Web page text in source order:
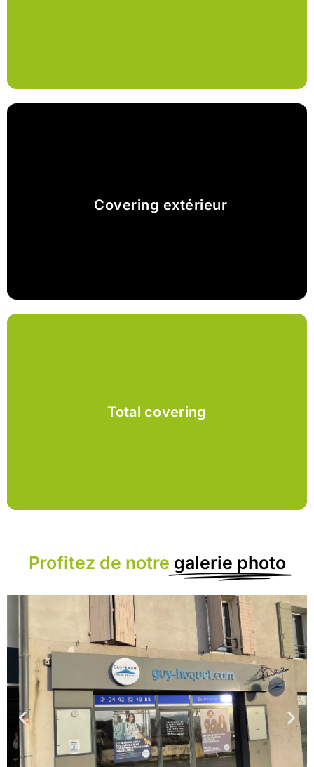
Covering extérieur
Total covering
Profitez de notre galerie photo